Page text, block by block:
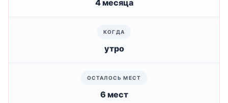
4 месяца
утро
6 мест